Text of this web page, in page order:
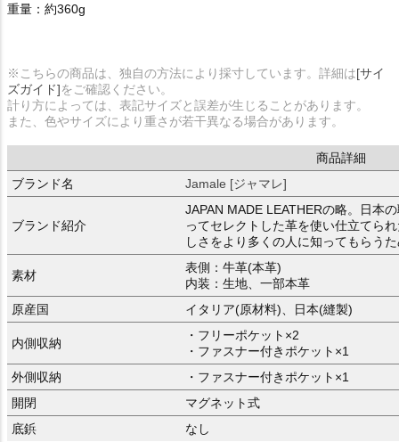
重量：約360g
※こちらの商品は、独自の方法により採寸しています。詳細は[サイ
ズガイド]をご確認ください。
計り方によっては、表記サイズと誤差が生じることがあります。
また、色やサイズにより重さが若干異なる場合があります。
商品詳細
ブランド名
Jamale [ジャマレ]
ブランド紹介
JAPAN MADE LEATHERの略。日本
ってセレクトした革を使い仕立てら
しさをより多くの人に知ってもらう
素材
表側：牛革(本革)
内装：生地、一部本革
原産国
イタリア(原材料)、日本(縫製)
内側収納
・フリーポケット×2
・ファスナー付きポケット×1
外側収納
・ファスナー付きポケット×1
開閉
マグネット式
底鋲
なし